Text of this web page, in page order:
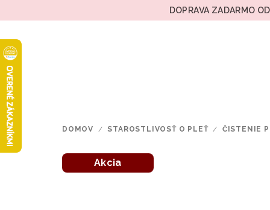
na
DOPRAVA ZADARMO
DOMOV / STAROSTLIVOSŤ O PLEŤ / ČISTENIE
Akcia